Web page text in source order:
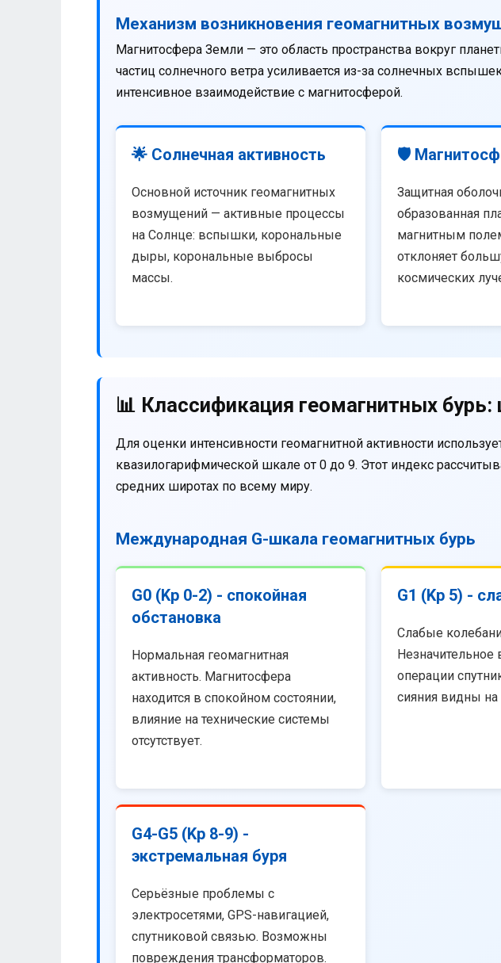
Механизм возникновения геомагнитных
Магнитосфера Земли — это область пространства вокруг
частиц солнечного ветра усиливается из-за солнечных
интенсивное взаимодействие с магнитосферой.
🌟 Солнечная активность
Основной источник геомагнитных
возмущений — активные процессы
на Солнце: вспышки, корональные
дыры, корональные выбросы
массы.
🛡️
Защитная
образованная
магнитным
отклоняет
космических
📊 Классификация геомагнитных
Для оценки интенсивности геомагнитной активности
квазилогарифмической шкале от 0 до 9. Этот индекс
средних широтах по всему миру.
Международная G-шкала геомагнитных бурь
G0 (Kp 0-2) - спокойная
обстановка
Нормальная геомагнитная
активность. Магнитосфера
находится в спокойном состоянии,
влияние на технические системы
отсутствует.
G1 (Kp 5) -
Слабые
Незначительное
операции
сияния видны
G4-G5 (Kp 8-9) -
экстремальная буря
Серьёзные проблемы с
электросетями, GPS-навигацией,
спутниковой связью. Возможны
повреждения трансформаторов.